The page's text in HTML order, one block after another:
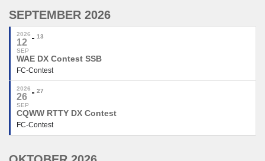
SEPTEMBER 2026
2026
12
SEP
13
WAE DX Contest SSB
FC-Contest
2026
26
SEP
27
CQWW RTTY DX Contest
FC-Contest